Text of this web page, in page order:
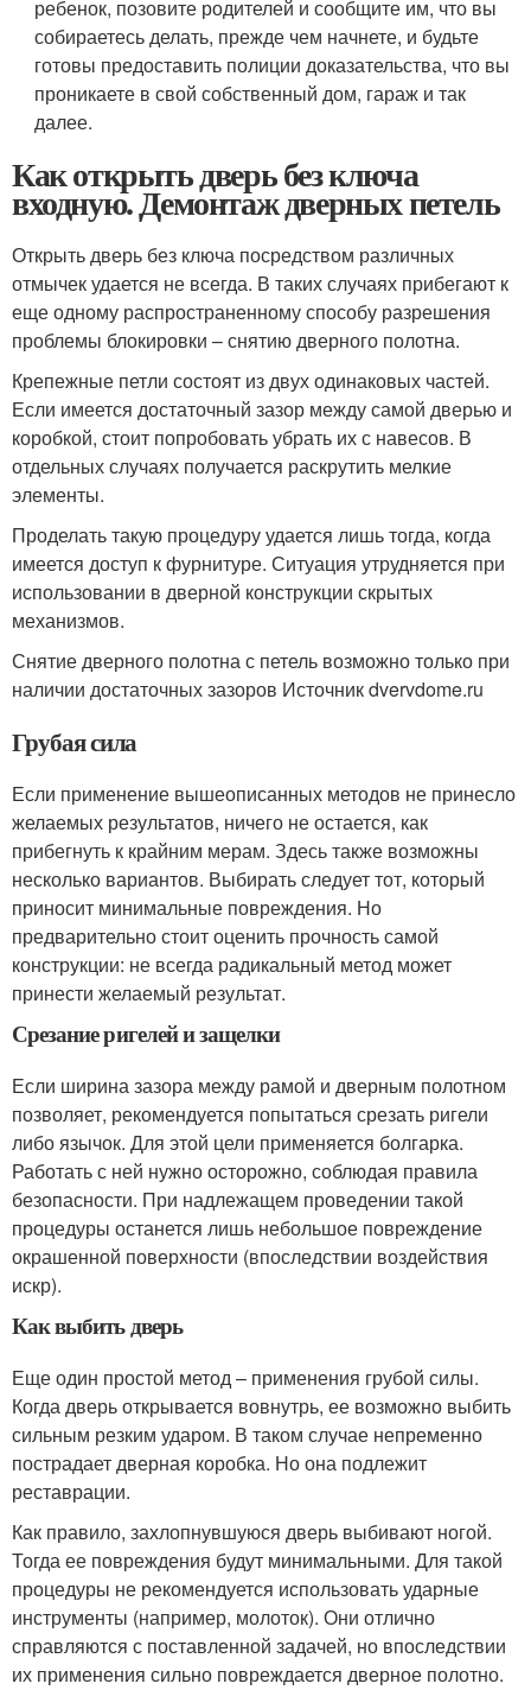
ребенок, позовите родителей и сообщите им, что вы
собираетесь делать, прежде чем начнете, и будьте
готовы предоставить полиции доказательства, что вы
проникаете в свой собственный дом, гараж и так
далее.
Как открыть дверь без ключа
входную. Демонтаж дверных петель
Открыть дверь без ключа посредством различных
отмычек удается не всегда. В таких случаях прибегают к
еще одному распространенному способу разрешения
проблемы блокировки – снятию дверного полотна.
Крепежные петли состоят из двух одинаковых частей.
Если имеется достаточный зазор между самой дверью и
коробкой, стоит попробовать убрать их с навесов. В
отдельных случаях получается раскрутить мелкие
элементы.
Проделать такую процедуру удается лишь тогда, когда
имеется доступ к фурнитуре. Ситуация утрудняется при
использовании в дверной конструкции скрытых
механизмов.
Снятие дверного полотна с петель возможно только при
наличии достаточных зазоров Источник dvervdome.ru
Грубая сила
Если применение вышеописанных методов не принесло
желаемых результатов, ничего не остается, как
прибегнуть к крайним мерам. Здесь также возможны
несколько вариантов. Выбирать следует тот, который
приносит минимальные повреждения. Но
предварительно стоит оценить прочность самой
конструкции: не всегда радикальный метод может
принести желаемый результат.
Срезание ригелей и защелки
Если ширина зазора между рамой и дверным полотном
позволяет, рекомендуется попытаться срезать ригели
либо язычок. Для этой цели применяется болгарка.
Работать с ней нужно осторожно, соблюдая правила
безопасности. При надлежащем проведении такой
процедуры останется лишь небольшое повреждение
окрашенной поверхности (впоследствии воздействия
искр).
Как выбить дверь
Еще один простой метод – применения грубой силы.
Когда дверь открывается вовнутрь, ее возможно выбить
сильным резким ударом. В таком случае непременно
пострадает дверная коробка. Но она подлежит
реставрации.
Как правило, захлопнувшуюся дверь выбивают ногой.
Тогда ее повреждения будут минимальными. Для такой
процедуры не рекомендуется использовать ударные
инструменты (например, молоток). Они отлично
справляются с поставленной задачей, но впоследствии
их применения сильно повреждается дверное полотно.